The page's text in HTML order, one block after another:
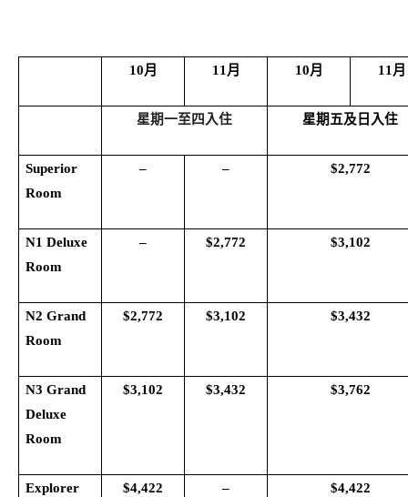
10月 11 月 10月 11 月
星期一至四入住 星期五及日入住
Superior
Room
– – $2,772
N1 Deluxe
Room
– $2,772 $3,102
N2 Grand
Room
$2,772 $3,102 $3,432
N3 Grand
Deluxe
Room
$3,102 $3,432 $3,762
Explorer
$4,422 – $4,422